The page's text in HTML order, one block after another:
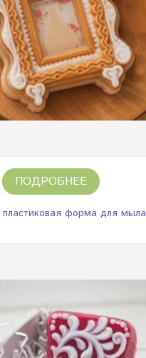
ПОДРОБНЕЕ
пластиковая форма для мыла